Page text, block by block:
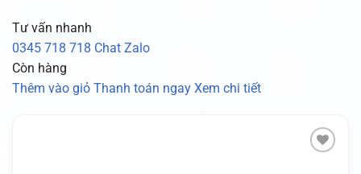
Tư vấn nhanh
0345 718 718 Chat Zalo
Còn hàng
Thêm vào giỏ Thanh toán ngay Xem chi tiết